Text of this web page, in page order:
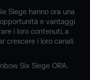
Siege hanno ora una
e vantaggi
i loro contenuti, a
crescere i loro canali.
Six Siege ORA.